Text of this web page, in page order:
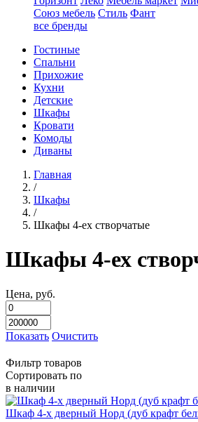
Союз мебель Стиль Фант
все бренды
Гостиные
Спальни
Прихожие
Кухни
Детские
Шкафы
Кровати
Комоды
Диваны
Главная
/
Шкафы
/
Шкафы 4-ех створчатые
Шкафы 4-ех
Цена, руб.
Показать Очистить
Фильтр товаров
Сортировать по
в наличии
Шкаф 4-х дверный Норд (дуб крафт